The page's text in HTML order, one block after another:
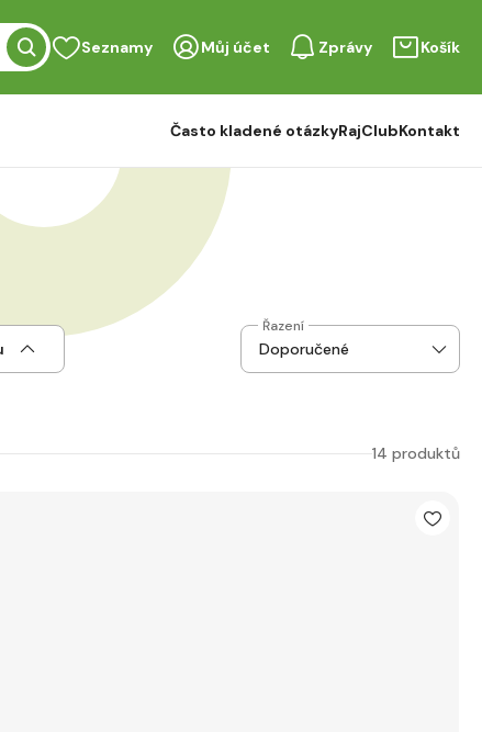
Seznamy Můj účet Zprávy Košík
Často kladené otázkyRajClubKontakt
Řazení
14 produktů